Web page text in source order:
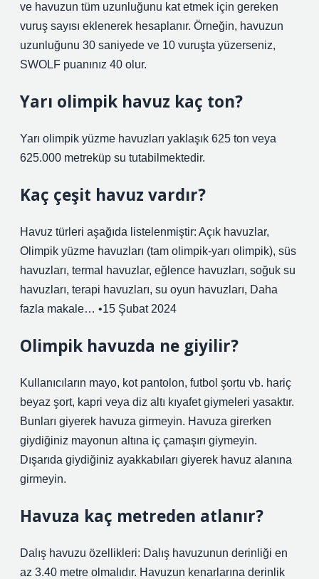
ve havuzun tüm uzunluğunu kat etmek için gereken
vuruş sayısı eklenerek hesaplanır. Örneğin, havuzun
uzunluğunu 30 saniyede ve 10 vuruşta yüzerseniz,
SWOLF puanınız 40 olur.
Yarı olimpik havuz kaç ton?
Yarı olimpik yüzme havuzları yaklaşık 625 ton veya
625.000 metreküp su tutabilmektedir.
Kaç çeşit havuz vardır?
Havuz türleri aşağıda listelenmiştir: Açık havuzlar,
Olimpik yüzme havuzları (tam olimpik-yarı olimpik), süs
havuzları, termal havuzlar, eğlence havuzları, soğuk su
havuzları, terapi havuzları, su oyun havuzları, Daha
fazla makale… •15 Şubat 2024
Olimpik havuzda ne giyilir?
Kullanıcıların mayo, kot pantolon, futbol şortu vb. hariç
beyaz şort, kapri veya diz altı kıyafet giymeleri yasaktır.
Bunları giyerek havuza girmeyin. Havuza girerken
giydiğiniz mayonun altına iç çamaşırı giymeyin.
Dışarıda giydiğiniz ayakkabıları giyerek havuz alanına
girmeyin.
Havuza kaç metreden atlanır?
Dalış havuzu özellikleri: Dalış havuzunun derinliği en
az 3.40 metre olmalıdır. Havuzun kenarlarına derinlik